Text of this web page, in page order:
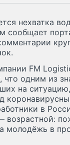
нехватка
сообщает
FM
что одним из
на
в
молодёжь в